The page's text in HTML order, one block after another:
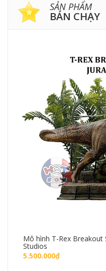
SẢN PHẨM
BÁN CHẠY
Mô hình T-Rex Breakout
Studios
5.500.000₫